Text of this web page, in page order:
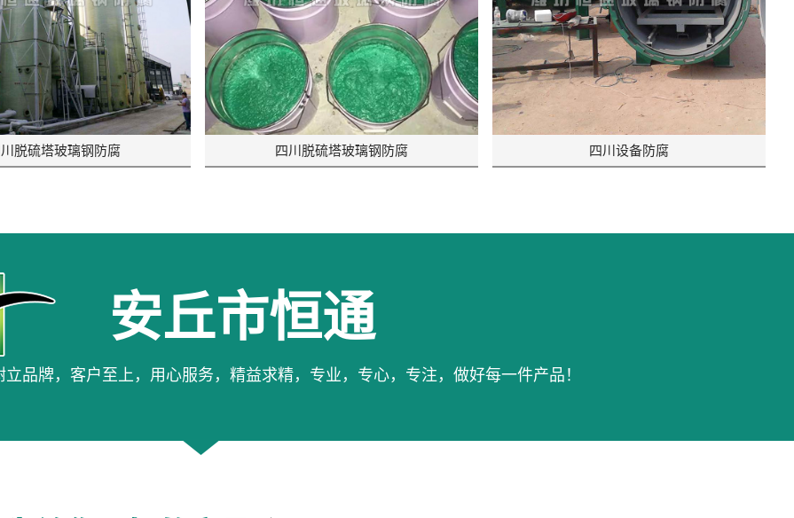
脱硫塔玻璃钢防腐 四川脱硫塔玻璃钢防腐 四川设备防腐
安丘市恒通
品牌，客户至上，用心服务，精益求精，专业，专心，专注，做好每一件产品！